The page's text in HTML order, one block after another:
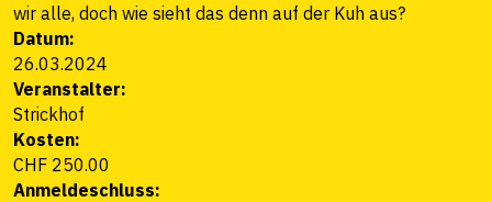
wir alle, doch wie sieht das denn auf der Kuh aus?
Datum:
26.03.2024
Veranstalter:
Strickhof
Kosten:
CHF 250.00
Anmeldeschluss: